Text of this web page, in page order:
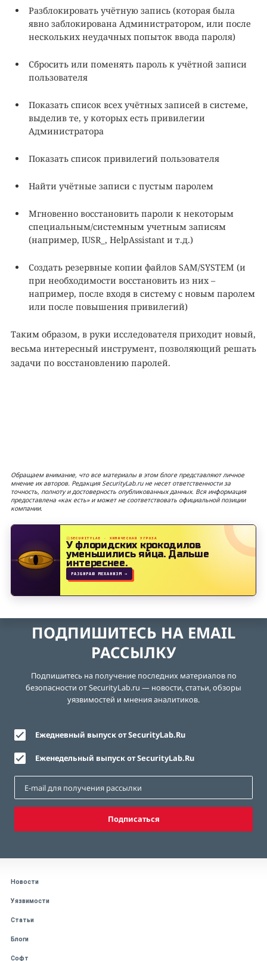
Разблокировать учётную запись (которая была
явно заблокирована Администратором, или после
нескольких неудачных попыток ввода пароля)
Сбросить или поменять пароль к учётной записи
пользователя
Показать список всех учётных записей в системе,
выделив те, у которых есть привилегии
Администратора
Показать список привилегий пользователя
Найти учётные записи с пустым паролем
Мгновенно восстановить пароли к некоторым
специальным/системным учетным записям
(например, IUSR_, HelpAssistant и т.д.)
Создать резервные копии файлов SAM/SYSTEM (и
при необходимости восстановить из них –
например, после входя в систему с новым паролем
или после повышения привилегий)
Таким образом, в руки исследователя приходит новый,
весьма интересный инструмент, позволяющий решать
задачи по восстановлению паролей.
Обращаем внимание, что все материалы в этом блоге представляют личное
мнение их авторов. Редакция SecurityLab.ru не несет ответственности за
точность, полноту и достоверность опубликованных данных. Вся информация
предоставлена «как есть» и может не соответствовать официальной позиции
компании.
SECURITYLAB · ХИМИЧЕСКАЯ УГРОЗА
У флоридских крокодилов
уменьшились яйца.Дальше
интереснее.
РАЗБИРАЮ МЕХАНИЗМ →
ПОДПИШИТЕСЬ НА EMAIL
РАССЫЛКУ
Подпишитесь на получение последних материалов по
безопасности от SecurityLab.ru — новости, статьи, обзоры
уязвимостей и мнения аналитиков.
Ежедневный выпуск от SecurityLab.Ru
Еженедельный выпуск от SecurityLab.Ru
Подписаться
Новости
Уязвимости
Статьи
Блоги
Софт